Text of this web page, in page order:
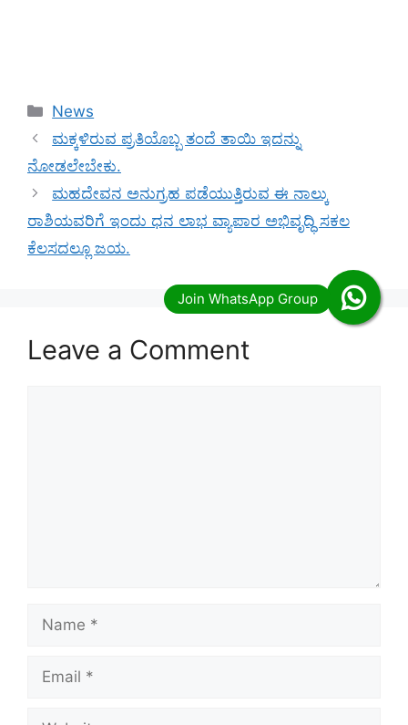
Categories
News
ಮಕ್ಕಳಿರುವ ಪ್ರತಿಯೊಬ್ಬ ತಂದೆ ತಾಯಿ ಇದನ್ನು
ನೋಡಲೇಬೇಕು.
ಮಹದೇವನ ಅನುಗ್ರಹ ಪಡೆಯುತ್ತಿರುವ ಈ ನಾಲ್ಕು
ರಾಶಿಯವರಿಗೆ ಇಂದು ಧನ ಲಾಭ ವ್ಯಾಪಾರ ಅಭಿವೃದ್ಧಿ ಸಕಲ
ಕೆಲಸದಲ್ಲೂ ಜಯ.
Leave a Comment